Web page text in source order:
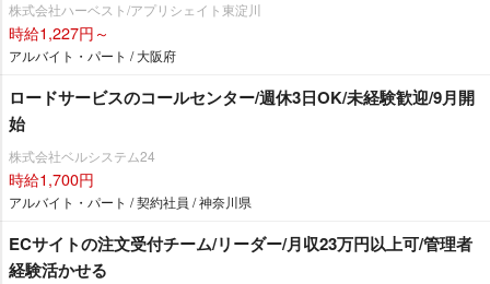
株式会社ハーベスト/アプリシェイト東淀川
時給1,227円～
アルバイト・パート / 大阪府
ロードサービスのコールセンター/週休3日OK/未経験歓迎/9月開
始
株式会社ベルシステム24
時給1,700円
アルバイト・パート / 契約社員 / 神奈川県
ECサイトの注文受付チーム/リーダー/月収23万円以上可/管理者
経験活かせる